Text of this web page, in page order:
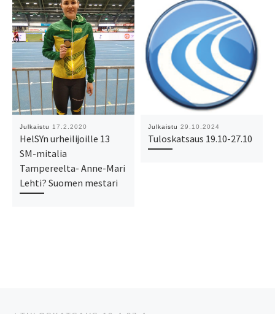
Julkaistu 17.2.2020
HelSYn urheilijoille 13
SM-mitalia
Tampereelta- Anne-Mari
Lehti? Suomen mestari
Julkaistu 29.10.2024
Tuloskatsaus 19.10-27.10